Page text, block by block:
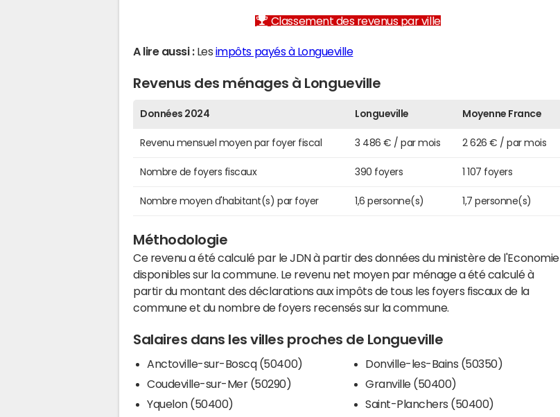
Classement des revenus par ville
A lire aussi :Les impôts payés à Longueville
Revenus des ménages à Longueville
Données 2024 Longueville Moyenne France
Revenu mensuel moyen par foyer fiscal 3 486 € / par mois 2 626 € / par mois
Nombre de foyers fiscaux 390 foyers 1 107 foyers
Nombre moyen d'habitant(s) par foyer 1,6 personne(s) 1,7 personne(s)
Méthodologie
Ce revenu a été calculé par le JDN à partir des données du ministère de l'Economie
disponibles sur la commune. Le revenu net moyen par ménage a été calculé à
partir du montant des déclarations aux impôts de tous les foyers fiscaux de la
commune et du nombre de foyers recensés sur la commune.
Salaires dans les villes proches de Longueville
Anctoville-sur-Boscq (50400)
Coudeville-sur-Mer (50290)
Yquelon (50400)
Donville-les-Bains (50350)
Granville (50400)
Saint-Planchers (50400)